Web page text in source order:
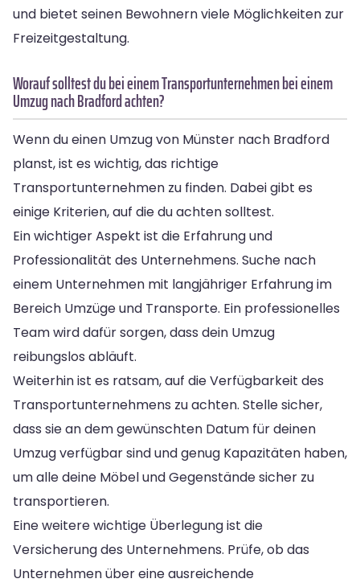
und bietet seinen Bewohnern viele Möglichkeiten zur
Freizeitgestaltung.
Worauf solltest du bei einem Transportunternehmen bei einem
Umzug nach Bradford achten?
Wenn du einen Umzug von Münster nach Bradford
planst, ist es wichtig, das richtige
Transportunternehmen zu finden. Dabei gibt es
einige Kriterien, auf die du achten solltest.
Ein wichtiger Aspekt ist die Erfahrung und
Professionalität des Unternehmens. Suche nach
einem Unternehmen mit langjähriger Erfahrung im
Bereich Umzüge und Transporte. Ein professionelles
Team wird dafür sorgen, dass dein Umzug
reibungslos abläuft.
Weiterhin ist es ratsam, auf die Verfügbarkeit des
Transportunternehmens zu achten. Stelle sicher,
dass sie an dem gewünschten Datum für deinen
Umzug verfügbar sind und genug Kapazitäten haben,
um alle deine Möbel und Gegenstände sicher zu
transportieren.
Eine weitere wichtige Überlegung ist die
Versicherung des Unternehmens. Prüfe, ob das
Unternehmen über eine ausreichende